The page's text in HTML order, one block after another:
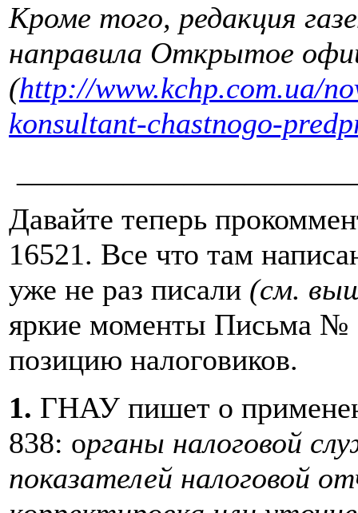
Кроме того, редакция
направила Открытое
(http://www.kchp.com.ua/
konsultant-chastnogo-
Давайте теперь
16521. Все что там
уже не раз писали (см.
яркие моменты Письма №
позицию налоговиков.
1. ГНАУ пишет о
838: органы налоговой
показателей налоговой